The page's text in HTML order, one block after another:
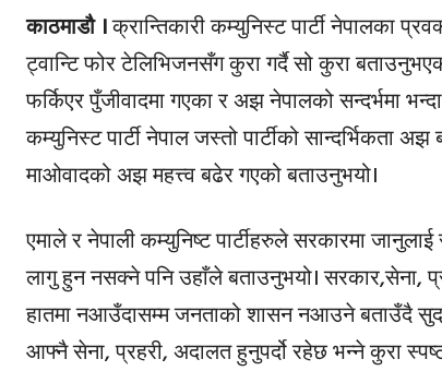
काठमाडौ ।क्रान्तिकारी कम्युनिस्ट पार्टी नेपालका
ट्वान्टि फोर टेलिभिजनसँग कुरा गर्दै सो कुरा
फर्किएर पुँजीवादमा गएका र अझ नेपालको सन्दर्भमा
कम्युनिस्ट पार्टी नेपाल जस्तो पार्टीको सान्दर्भिकता
माओवादको अझ महत्त्व बढेर गएको बताउनुभयो।
एमाले र नेपाली कम्युनिष्ट पार्टीहरुले सरकारमा
लागु हुन नसक्ने पनि उहाँले बताउनुभयो। सरकार,सेना,
हातमा नआउँदासम्म जनताको शासन नआउने बताउँदै
आफ्नै सेना, प्रहरी, अदालत हुनुपर्दो रहेछ भन्ने कुरा